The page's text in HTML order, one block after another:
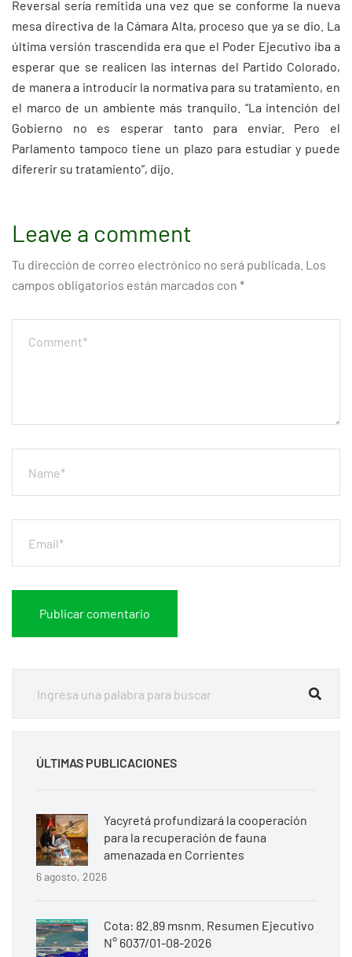
Reversal sería remitida una vez que se conforme la nueva
mesa directiva de la Cámara Alta, proceso que ya se dio. La
última versión trascendida era que el Poder Ejecutivo iba a
esperar que se realicen las internas del Partido Colorado,
de manera a introducir la normativa para su tratamiento, en
el marco de un ambiente más tranquilo. “La intención del
Gobierno no es esperar tanto para enviar. Pero el
Parlamento tampoco tiene un plazo para estudiar y puede
difererir su tratamiento”, dijo.
Leave a comment
Tu dirección de correo electrónico no será publicada. Los
campos obligatorios están marcados con *
ÚLTIMAS PUBLICACIONES
Yacyretá profundizará la cooperación
para la recuperación de fauna
amenazada en Corrientes
6 agosto, 2026
Cota: 82.89 msnm. Resumen Ejecutivo
N° 6037/01-08-2026